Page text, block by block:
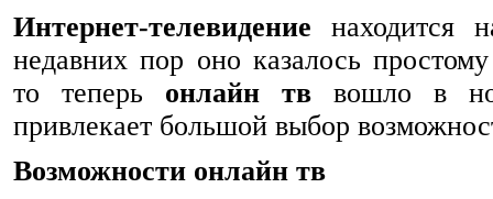
Интернет-телевидение находится
недавних пор оно казалось
то теперь онлайн тв вошло в
привлекает большой выбор
Возможности онлайн тв